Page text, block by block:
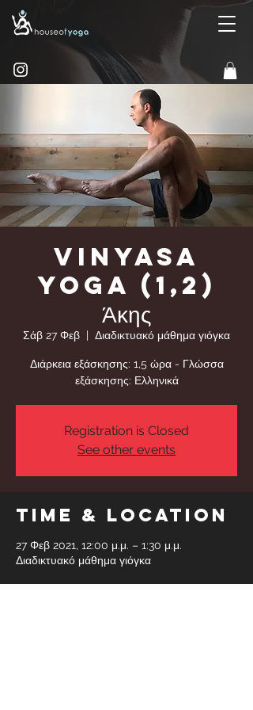
Vinyasa
Yoga (1,2)
Άκης
Σάβ 27 Φεβ
  |
Διαδικτυακό μάθημα γιόγκα
Διάρκεια εξάσκησης: 1,5 ώρα - Γλώσσα
εξάσκησης: Ελληνικά
Registration is Closed
See other events
Time & Location
27 Φεβ 2021, 12:00 μ.μ. – 1:30 μ.μ.
Διαδικτυακό μάθημα γιόγκα